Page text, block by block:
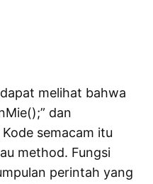
melihat bahwa
dan
semacam itu
method. Fungsi
perintah yang